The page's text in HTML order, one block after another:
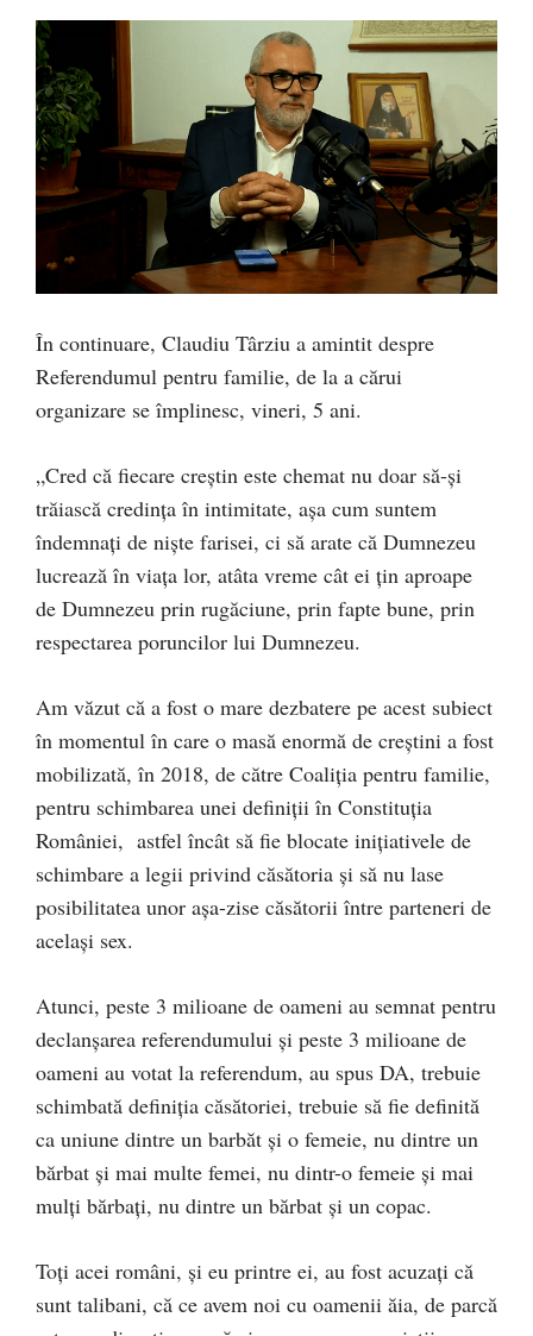
În continuare, Claudiu Târziu a amintit despre
Referendumul pentru familie, de la a cărui
organizare se împlinesc, vineri, 5 ani.
„Cred că fiecare creștin este chemat nu doar să-și
trăiască credința în intimitate, așa cum suntem
îndemnați de niște farisei, ci să arate că Dumnezeu
lucrează în viața lor, atâta vreme cât ei țin aproape
de Dumnezeu prin rugăciune, prin fapte bune, prin
respectarea poruncilor lui Dumnezeu.
Am văzut că a fost o mare dezbatere pe acest subiect
în momentul în care o masă enormă de creștini a fost
mobilizată, în 2018, de către Coaliția pentru familie,
pentru schimbarea unei definiții în Constituția
României, astfel încât să fie blocate inițiativele de
schimbare a legii privind căsătoria și să nu lase
posibilitatea unor așa-zise căsătorii între parteneri de
același sex.
Atunci, peste 3 milioane de oameni au semnat pentru
declanșarea referendumului și peste 3 milioane de
oameni au votat la referendum, au spus DA, trebuie
schimbată definiția căsătoriei, trebuie să fie definită
ca uniune dintre un barbăt și o femeie, nu dintre un
bărbat și mai multe femei, nu dintr-o femeie și mai
mulți bărbați, nu dintre un bărbat și un copac.
Toți acei români, și eu printre ei, au fost acuzați că
sunt talibani, că ce avem noi cu oamenii ăia, de parcă